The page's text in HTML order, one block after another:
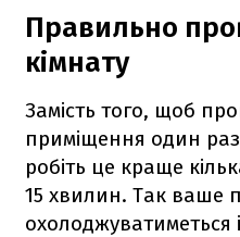
Правильно
кімнату
Замість того, щоб
приміщення один
робіть це краще
15 хвилин. Так ваше